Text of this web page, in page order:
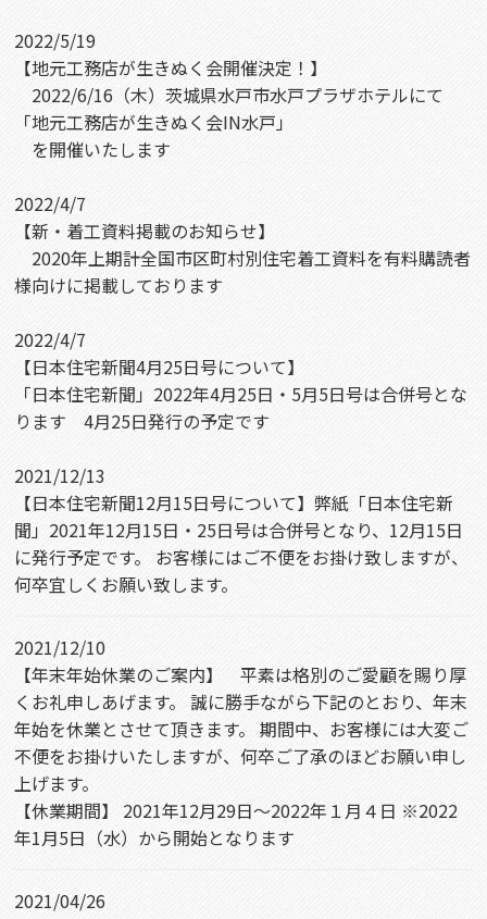
2022/5/19
【地元工務店が生きぬく会開催決定！】
2022/6/16（木）茨城県水戸市水戸プラザホテルにて
「地元工務店が生きぬく会IN水戸」
を開催いたします
2022/4/7
【新・着工資料掲載のお知らせ】
2020年上期計全国市区町村別住宅着工資料を有料購読者
様向けに掲載しております
2022/4/7
【日本住宅新聞4月25日号について】
「日本住宅新聞」2022年4月25日・5月5日号は合併号とな
ります 4月25日発行の予定です
2021/12/13
【日本住宅新聞12月15日号について】弊紙「日本住宅新
聞」2021年12月15日・25日号は合併号となり、12月15日
に発行予定です。 お客様にはご不便をお掛け致しますが、
何卒宜しくお願い致します。
2021/12/10
【年末年始休業のご案内】 平素は格別のご愛顧を賜り厚
くお礼申しあげます。 誠に勝手ながら下記のとおり、年末
年始を休業とさせて頂きます。 期間中、お客様には大変ご
不便をお掛けいたしますが、何卒ご了承のほどお願い申し
上げます。
【休業期間】 2021年12月29日～2022年１月４日 ※2022
年1月5日（水）から開始となります
2021/04/26